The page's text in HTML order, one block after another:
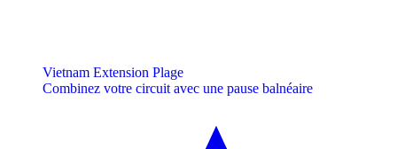
Vietnam Extension Plage
Combinez votre circuit avec une pause balnéaire